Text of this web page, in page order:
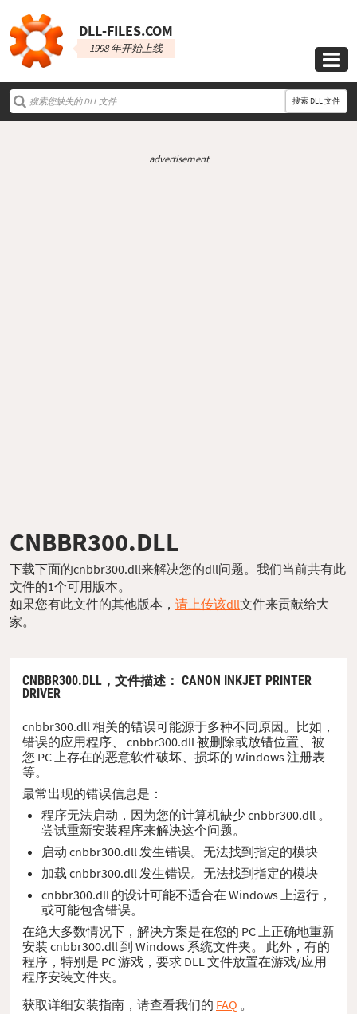
DLL‑FILES.COM
1998 年开始上线

搜索 DLL 文件
advertisement
CNBBR300.DLL
下载下面的cnbbr300.dll来解决您的dll问题。我们当前共有此
文件的1个可用版本。
如果您有此文件的其他版本， 请上传该dll文件来贡献给大
家。
CNBBR300.DLL， 文件描述 ： CANON INKJET PRINTER
DRIVER
cnbbr300.dll 相关的错误可能源于多种不同原因。比如，
错误的应用程序、 cnbbr300.dll 被删除或放错位置、被
您 PC 上存在的恶意软件破坏、损坏的 Windows 注册表
等。
最常出现的错误信息是：
程序无法启动，因为您的计算机缺少 cnbbr300.dll 。
尝试重新安装程序来解决这个问题。
启动 cnbbr300.dll 发生错误。无法找到指定的模块
加载 cnbbr300.dll 发生错误。无法找到指定的模块
cnbbr300.dll 的设计可能不适合在 Windows 上运行，
或可能包含错误。
在绝大多数情况下，解决方案是在您的 PC 上正确地重新
安装 cnbbr300.dll 到 Windows 系统文件夹。 此外，有的
程序，特别是 PC 游戏，要求 DLL 文件放置在游戏/应用
程序安装文件夹。
获取详细安装指南，请查看我们的 FAQ 。